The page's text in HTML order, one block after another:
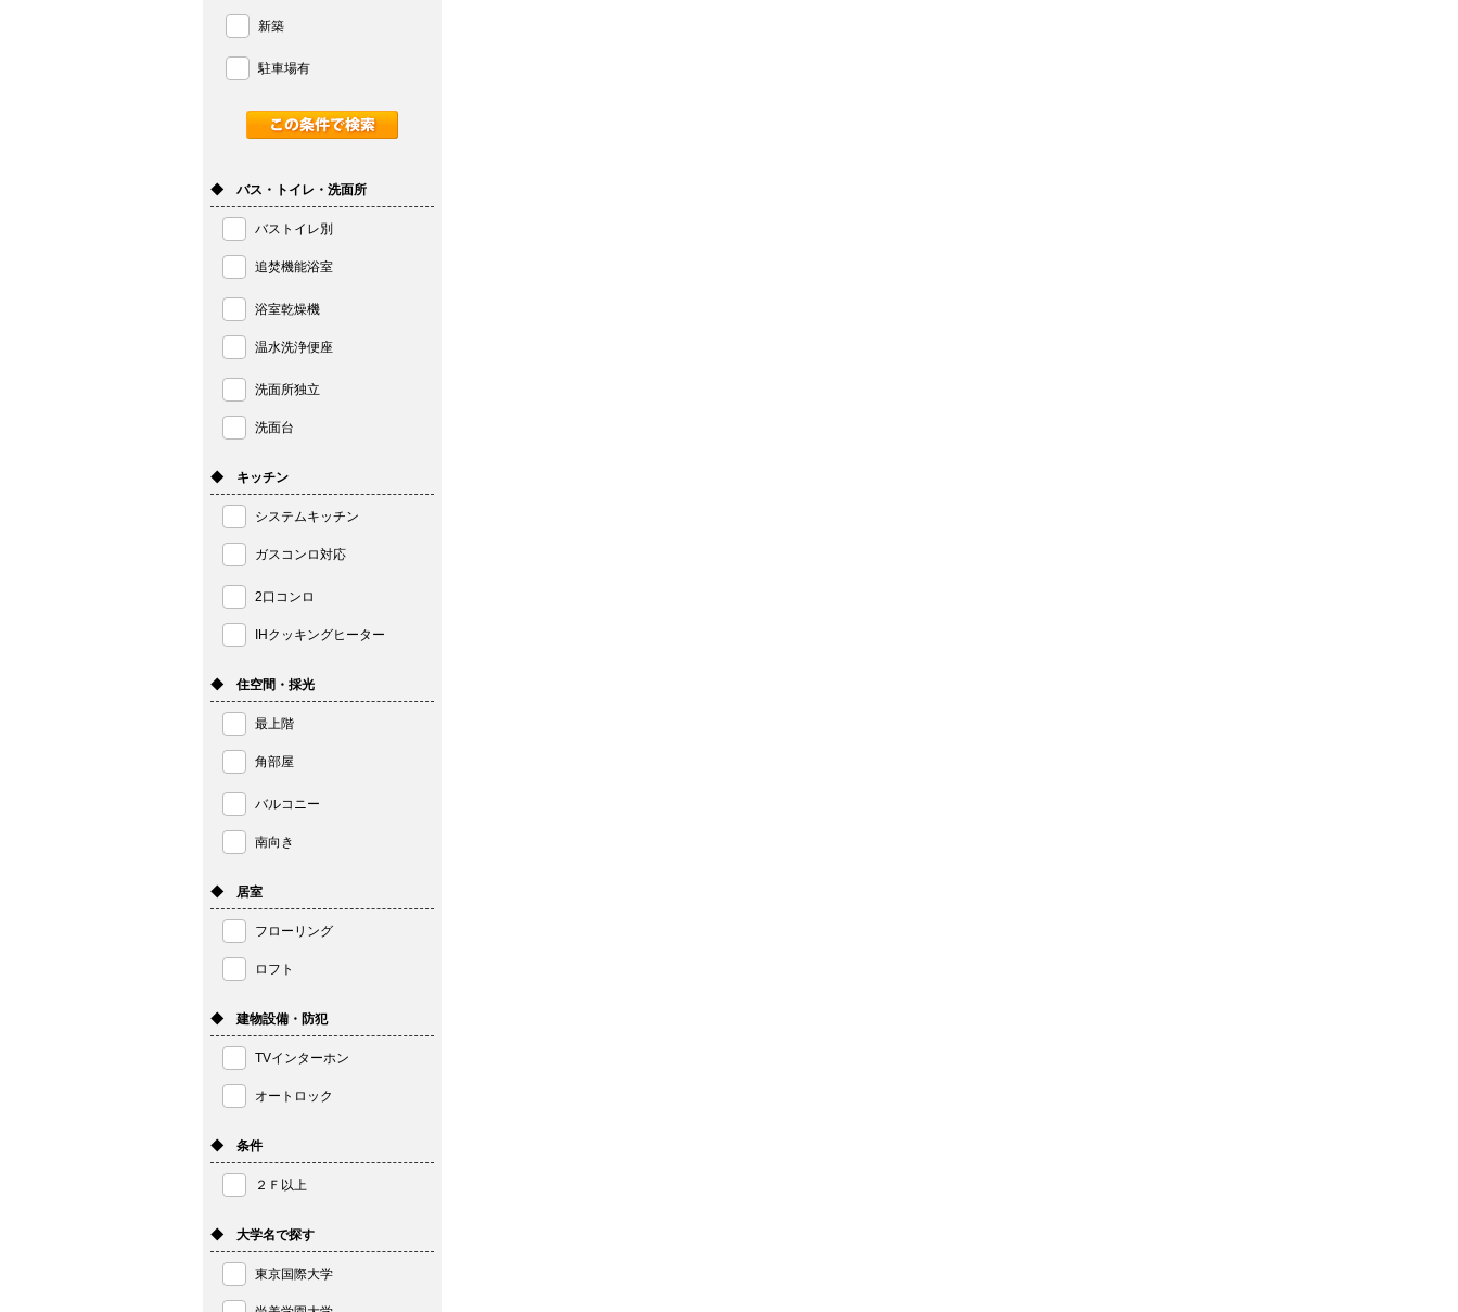
新築
駐車場有
◆ バス・トイレ・洗面所
バストイレ別
追焚機能浴室
浴室乾燥機
温水洗浄便座
洗面所独立
洗面台
◆ キッチン
システムキッチン
ガスコンロ対応
2口コンロ
IHクッキングヒーター
◆ 住空間・採光
最上階
角部屋
バルコニー
南向き
◆ 居室
フローリング
ロフト
◆ 建物設備・防犯
TVインターホン
オートロック
◆ 条件
２Ｆ以上
◆ 大学名で探す
東京国際大学